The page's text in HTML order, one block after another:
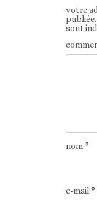
votre
publiée.
sont
nom*
e-mail*